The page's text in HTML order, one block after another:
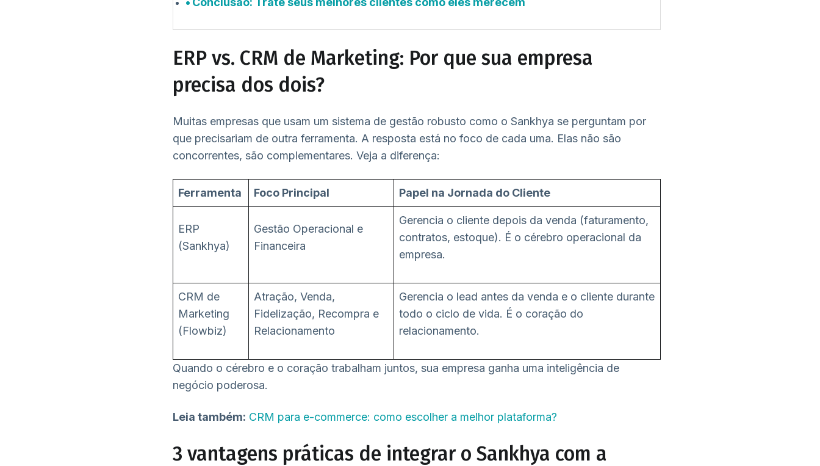
ERP vs. CRM de Marketing: Por que sua empresa
precisa dos dois?
Muitas empresas que usam um sistema de gestão robusto como o Sankhya se perguntam por
que precisariam de outra ferramenta. A resposta está no foco de cada uma. Elas não são
concorrentes, são complementares. Veja a diferença:
Ferramenta Foco Principal Papel na Jornada do Cliente
ERP
(Sankhya)
Gestão Operacional e
Financeira
Gerencia o cliente depois da venda (faturamento,
contratos, estoque). É o cérebro operacional da
empresa.
CRM de
Marketing
(Flowbiz)
Atração, Venda,
Fidelização, Recompra e
Relacionamento
Gerencia o lead antes da venda e o cliente durante
todo o ciclo de vida. É o coração do
relacionamento.
Quando o cérebro e o coração trabalham juntos, sua empresa ganha uma inteligência de
negócio poderosa.
Leia também: CRM para e-commerce: como escolher a melhor plataforma?
3 vantagens práticas de integrar o Sankhya com a